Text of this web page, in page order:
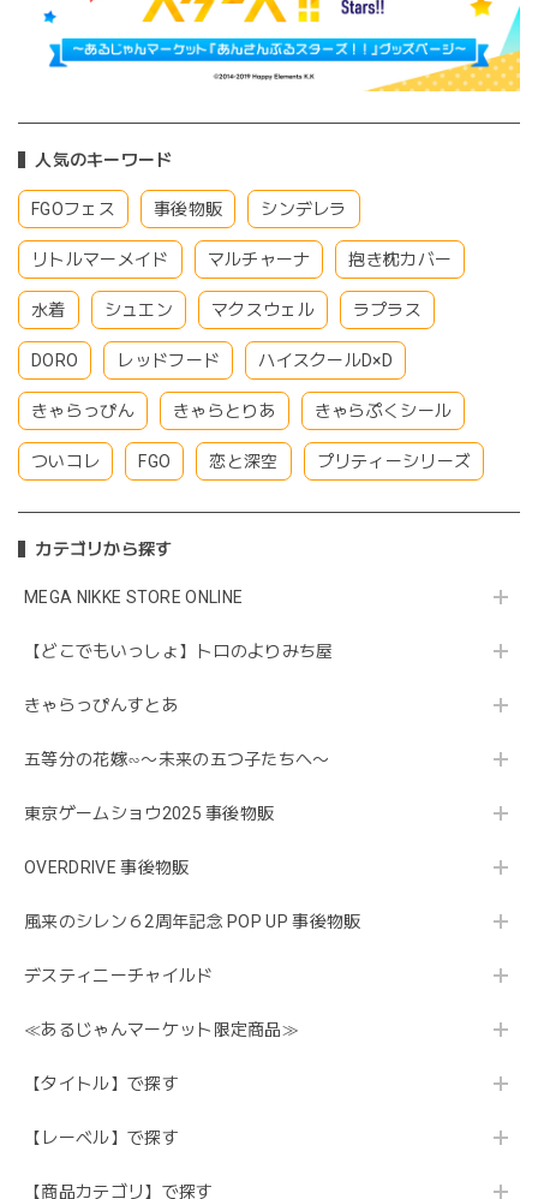
人気のキーワード
FGOフェス 事後物販 シンデレラ
リトルマーメイド マルチャーナ 抱き枕カバー
水着 シュエン マクスウェル ラプラス
DORO レッドフード ハイスクールD×D
きゃらっぴん きゃらとりあ きゃらぷくシール
ついコレ FGO 恋と深空 プリティーシリーズ
カテゴリから探す
MEGA NIKKE STORE ONLINE
【どこでもいっしょ】トロのよりみち屋
きゃらっぴんすとあ
五等分の花嫁∽〜未来の五つ子たちへ〜
東京ゲームショウ2025 事後物販
OVERDRIVE 事後物販
風来のシレン６2周年記念 POP UP 事後物販
デスティニーチャイルド
≪あるじゃんマーケット限定商品≫
【タイトル】で探す
【レーベル】で探す
【商品カテゴリ】で探す